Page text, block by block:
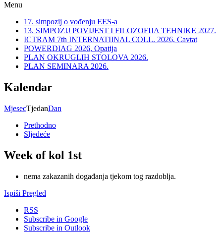
Menu
17. simpozij o vođenju EES-a
13. SIMPOZIJ POVIJEST I FILOZOFIJA TEHNIKE 2027.
ICTRAM 7th INTERNATIINAL COLL. 2026, Cavtat
POWERDIAG 2026, Opatija
PLAN OKRUGLIH STOLOVA 2026.
PLAN SEMINARA 2026.
Kalendar
MjesecTjedanDan
Prethodno
Sljedeće
Week of kol 1st
nema zakazanih događanja tjekom tog razdoblja.
Ispiši Pregled
RSS
Subscribe in Google
Subscribe in Outlook